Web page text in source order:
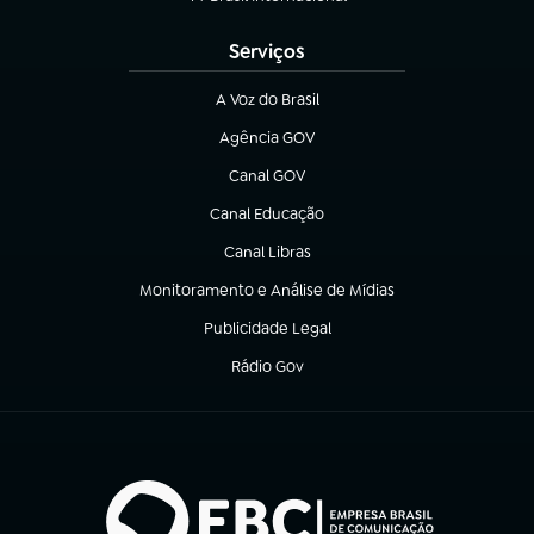
Serviços
A Voz do Brasil
(abre em nova aba)
Agência GOV
(abre em nova aba)
Canal GOV
(abre em nova aba)
Canal Educação
(abre em nova aba)
Canal Libras
(abre em nova aba)
Monitoramento e Análise de Mídias
(abre em nova aba)
Publicidade Legal
(abre em nova aba)
Rádio Gov
(abre em nova aba)